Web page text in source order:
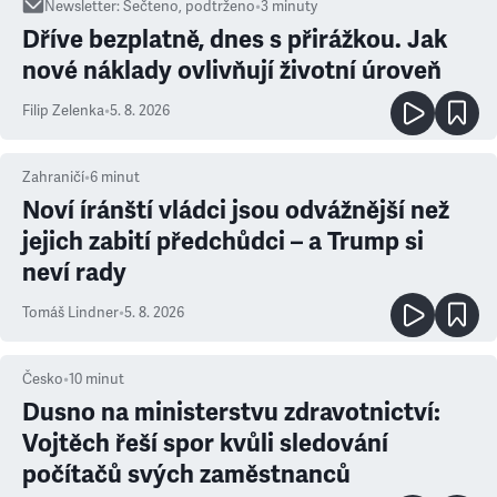
Newsletter:Sečteno, podtrženo•3 minuty
Dříve bezplatně, dnes s přirážkou. Jak
nové náklady ovlivňují životní úroveň
Filip Zelenka•5. 8. 2026
Zahraničí•6 minut
Noví íránští vládci jsou odvážnější než
jejich zabití předchůdci – a Trump si
neví rady
Tomáš Lindner•5. 8. 2026
Česko•10 minut
Dusno na ministerstvu zdravotnictví:
Vojtěch řeší spor kvůli sledování
počítačů svých zaměstnanců